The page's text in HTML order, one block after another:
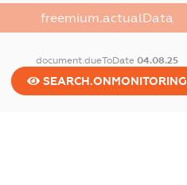
freemium.actualData
document.dueToDate 04.08.25
SEARCH.ONMONITORING